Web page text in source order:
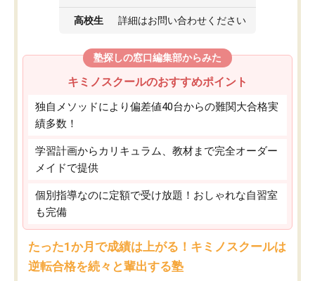
高校生 詳細はお問い合わせください
塾探しの窓口編集部からみた
キミノスクールのおすすめポイント
独自メソッドにより偏差値40台からの難関大合格実
績多数！
学習計画からカリキュラム、教材まで完全オーダー
メイドで提供
個別指導なのに定額で受け放題！おしゃれな自習室
も完備
たった1か月で成績は上がる！キミノスクールは
逆転合格を続々と輩出する塾